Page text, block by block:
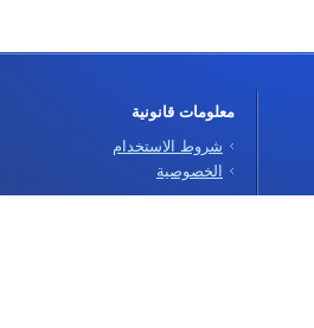
معلومات قانونية
شروط الاستخدام
الخصوصية